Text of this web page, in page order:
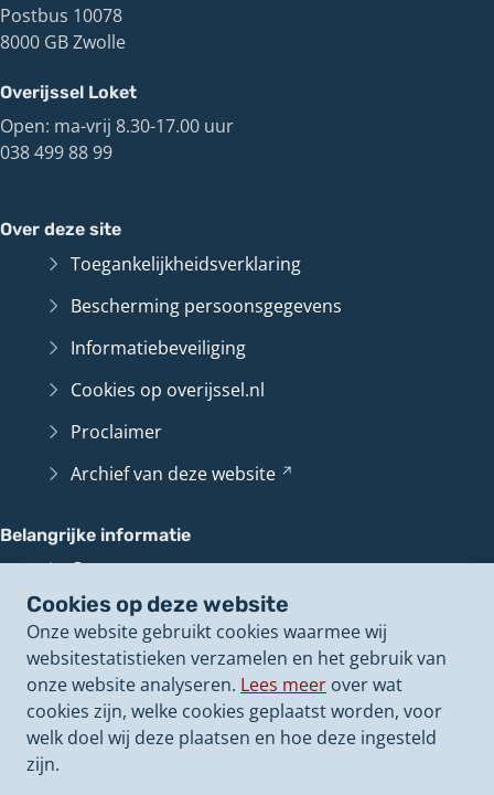
Cookies op deze website
Onze website gebruikt cookies waarmee wij
websitestatistieken verzamelen en het gebruik van
onze website analyseren. Lees meer over wat
cookies zijn, welke cookies geplaatst worden, voor
welk doel wij deze plaatsen en hoe deze ingesteld
zijn.
Postbus 10078
8000 GB Zwolle
Overijssel Loket
Open: ma-vrij 8.30-17.00 uur
038 499 88 99
Over deze site
Toegankelijkheidsverklaring
Bescherming persoonsgegevens
Informatiebeveiliging
Cookies op overijssel.nl
Proclaimer
Archief van dezewebsite
Belangrijke informatie
Contact en route
OverijsselLoket
(Verwijst
naar
een
andere
website)
Perswoordvoerders
Onze politiekebesluiten
(Verwijst
naar
een
Onzevacatures
(Verwijst